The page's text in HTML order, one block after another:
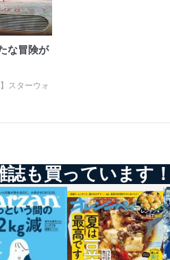
態に保持しています。
入し、自動更新 機能等の活用によ
相談及び苦情については以下までご
な冒険が
スターウォ
も買っています！